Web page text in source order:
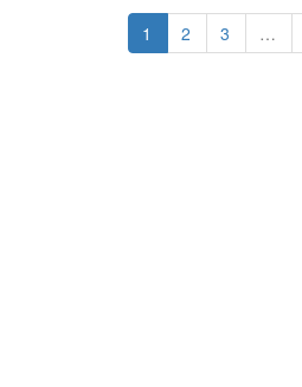
1 2 3 …